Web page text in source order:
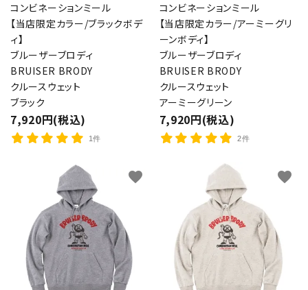
コンビネーションミール
【当店限定カラー/ブラックボデ
ィ】
ブルーザーブロディ
BRUISER BRODY
クルースウェット
ブラック
7,920円(税込)
1件
コンビネーションミール
【当店限定カラー/アーミーグリ
ーンボディ】
ブルーザーブロディ
BRUISER BRODY
クルースウェット
アーミーグリーン
7,920円(税込)
2件
favorite favorite